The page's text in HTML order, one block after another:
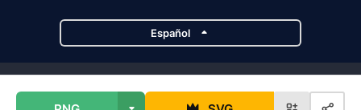
Español